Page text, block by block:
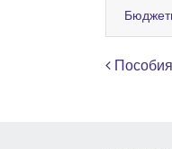
Пособия